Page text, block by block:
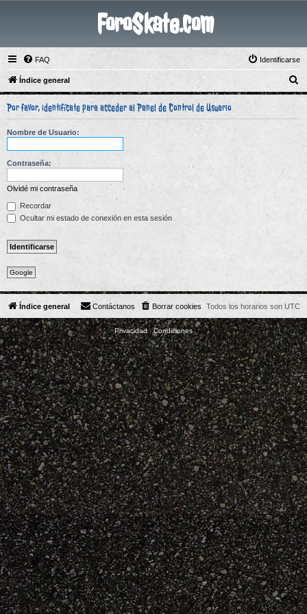
ForoSkate.com
FAQ Identificarse
Índice general
u
Por favor, identifícate para acceder al Panel de Control de Usuario
Nombre de Usuario:
Contraseña:
Olvidé mi contraseña
Recordar
Ocultar mi estado de conexión en esta sesión
Google
Índice general Todos los horarios son UTC
Borrar cookies
Contáctanos
Privacidad|Condiciones